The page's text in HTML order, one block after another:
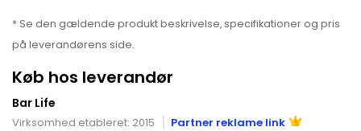
* Se den gældende produkt beskrivelse, specifikationer og pris
på leverandørens side.
Køb hos leverandør
Bar Life
Virksomhed etableret: 2015 Partner reklame link